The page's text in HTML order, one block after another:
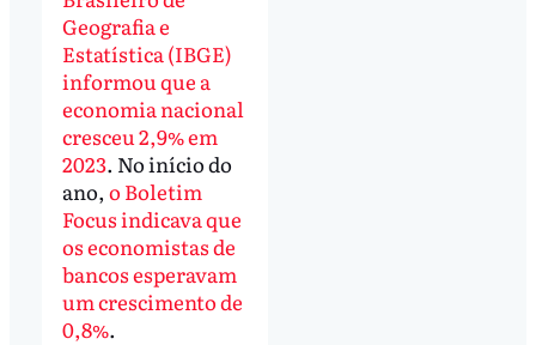
Geografia e
Estatística (IBGE)
informou que a
economia nacional
cresceu 2,9% em
2023. No início do
ano, o Boletim
Focus indicava que
os economistas de
bancos esperavam
um crescimento de
0,8%.